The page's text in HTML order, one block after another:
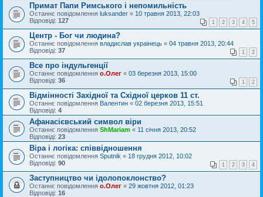
Примат Папи Римського і непомильність
Останнє повідомлення luksander « 10 травня 2013, 22:03
Відповіді: 127 1 2 3 4 5
Центр - Бог чи людина?
Останнє повідомлення владислав украiнець « 04 травня 2013, 20:44
Відповіді: 37 1 2
Все про індульгенції
Останнє повідомлення о.Олег « 03 березня 2013, 15:00
Відповіді: 36 1 2
Відмінності Західної та Східної церков 11 ст.
Останнє повідомлення Валентин « 02 березня 2013, 15:51
Відповіді: 4
Афанасієвський символ віри
Останнє повідомлення ShMariam « 11 січня 2013, 20:52
Відповіді: 23
Віра і логіка: співвідношення
Останнє повідомлення Sputnik « 18 грудня 2012, 10:02
Відповіді: 90 1 2 3 4
Заступництво чи ідолопоклонство?
Останнє повідомлення о.Олег « 29 жовтня 2012, 01:23
Відповіді: 16